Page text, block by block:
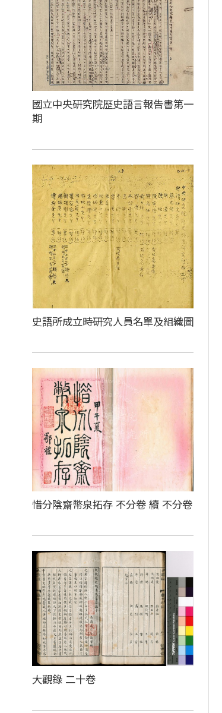
國立中央研究院歷史語言報告書第一
期
史語所成立時研究人員名單及組織圖
惜分陰齋幣泉拓存 不分卷 續 不分卷
大觀錄 二十卷